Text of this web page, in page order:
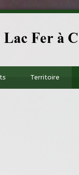
Territoire